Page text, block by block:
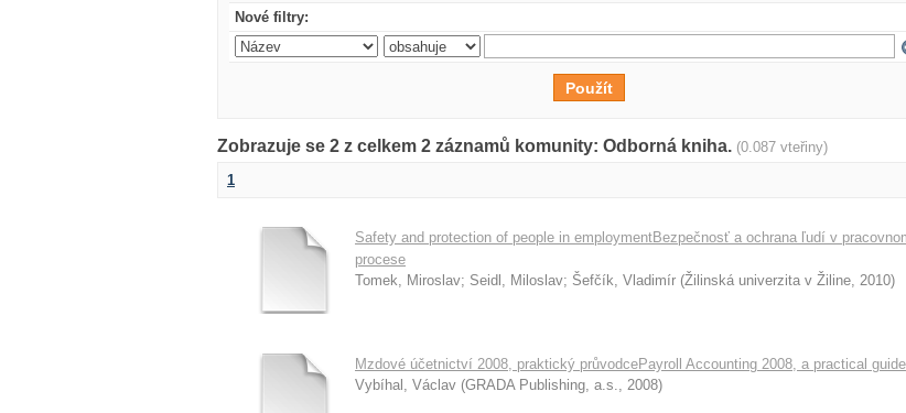
Nové filtry:
Zobrazuje se 2 z celkem 2 záznamů komunity: Odborná kniha. (0.087 vteřiny)
1
Safety and protection of people in employmentBezpečnosť a ochrana ľudí v
procese
Tomek, Miroslav; Seidl, Miloslav; Šefčík, Vladimír (Žilinská univerzita v Žiline, 2010)
Mzdové účetnictví 2008, praktický průvodcePayroll Accounting 2008, a practical guide
Vybíhal, Václav (GRADA Publishing, a.s., 2008)